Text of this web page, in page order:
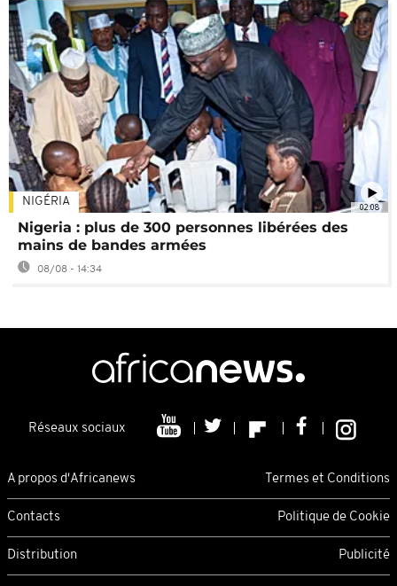
02:08
NIGÉRIA
Nigeria : plus de 300 personnes libérées des
mains de bandes armées
08/08 - 14:34
Réseaux sociaux
A propos d'Africanews Termes et Conditions
Contacts Politique de Cookie
Distribution Publicité